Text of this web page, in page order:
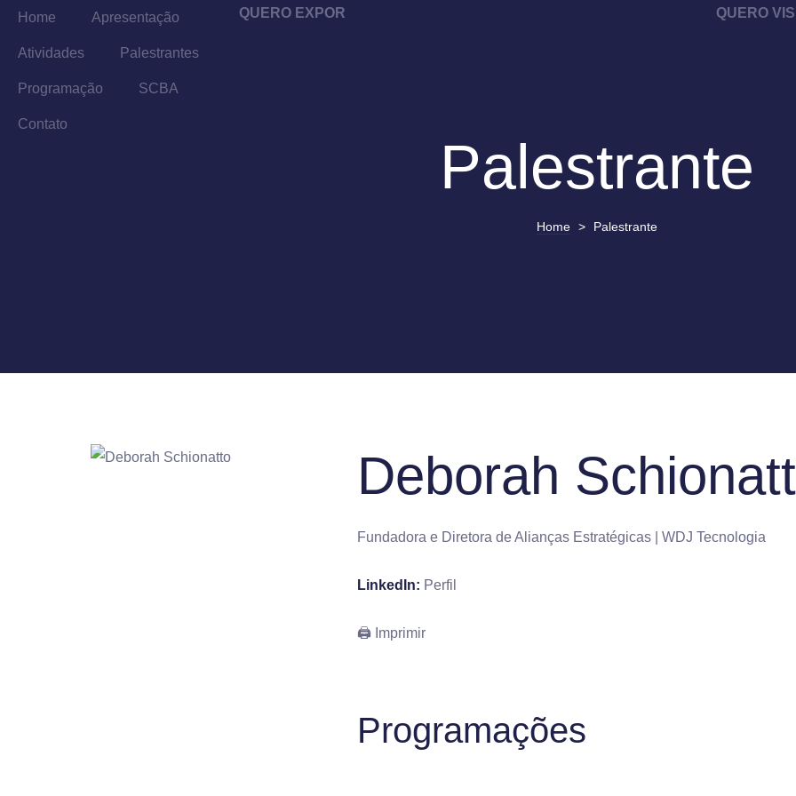
Home Apresentação
Atividades Palestrantes
Programação SCBA
Contato
QUERO EXPOR QUERO
Palestrante
Home > Palestrante
Deborah
Fundadora e Diretora de Alianças Estratégicas | WDJ Tecnologia
LinkedIn: Perfil
🖨 Imprimir
Programações